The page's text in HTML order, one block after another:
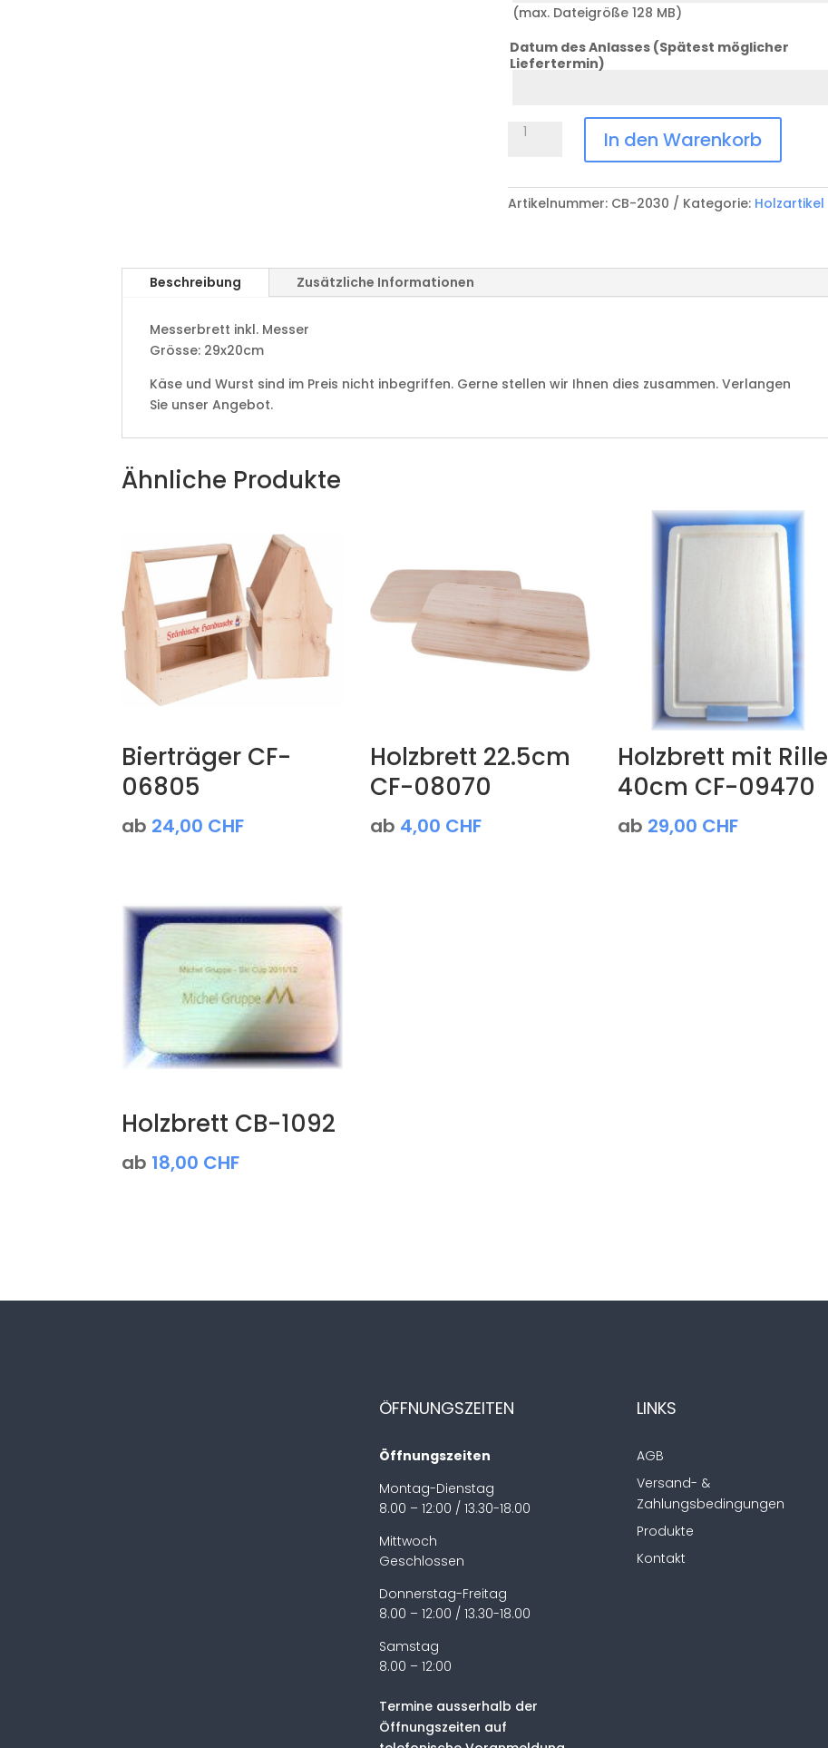
(max. Dateigröße 128 MB)
Datum des Anlasses (Spätest möglicher
Liefertermin)
Messerbrett
Menge
In den Warenkorb
Artikelnummer: CB-2030 Kategorie: Holzartikel
Beschreibung Zusätzliche Informationen
Messerbrett inkl. Messer
Grösse: 29x20cm
Käse und Wurst sind im Preis nicht inbegriffen. Gerne stellen wir Ihnen dies zusammen. Verlangen
Sie unser Angebot.
Ähnliche Produkte
Bierträger CF-
06805
ab 24,00 CHF
Holzbrett 22.5cm
CF-08070
ab 4,00 CHF
Holzbrett mit Rille
40cm CF-09470
ab 29,00 CHF
Holzbrett CB-1092
ab 18,00 CHF
ÖFFNUNGSZEITEN
Öffnungszeiten
Montag-Dienstag
8.00 – 12:00 / 13.30-18.00
Mittwoch
Geschlossen
Donnerstag-Freitag
8.00 – 12:00 / 13.30-18.00
Samstag
8.00 – 12:00
Termine ausserhalb der
Öffnungszeiten auf
LINKS
AGB
Versand- &
Zahlungsbedingungen
Produkte
Kontakt